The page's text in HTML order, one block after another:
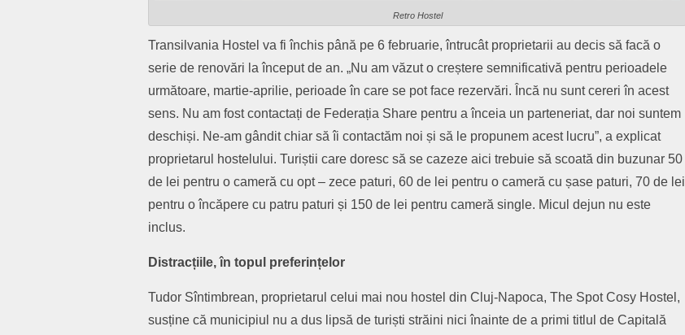
Retro Hostel
Transilvania Hostel va fi închis până pe 6 februarie, întrucât proprietarii au decis să facă o
serie de renovări la început de an. „Nu am văzut o creștere semnificativă pentru perioadele
următoare, martie-aprilie, perioade în care se pot face rezervări. Încă nu sunt cereri în acest
sens. Nu am fost contactați de Federația Share pentru a înceia un parteneriat, dar noi suntem
deschiși. Ne-am gândit chiar să îi contactăm noi și să le propunem acest lucru”, a explicat
proprietarul hostelului. Turiștii care doresc să se cazeze aici trebuie să scoată din buzunar 50
de lei pentru o cameră cu opt – zece paturi, 60 de lei pentru o cameră cu șase paturi, 70 de lei
pentru o încăpere cu patru paturi și 150 de lei pentru cameră single. Micul dejun nu este
inclus.
Distracțiile, în topul preferințelor
Tudor Sîntimbrean, proprietarul celui mai nou hostel din Cluj-Napoca, The Spot Cosy Hostel,
susține că municipiul nu a dus lipsă de turiști străini nici înainte de a primi titlul de Capitală